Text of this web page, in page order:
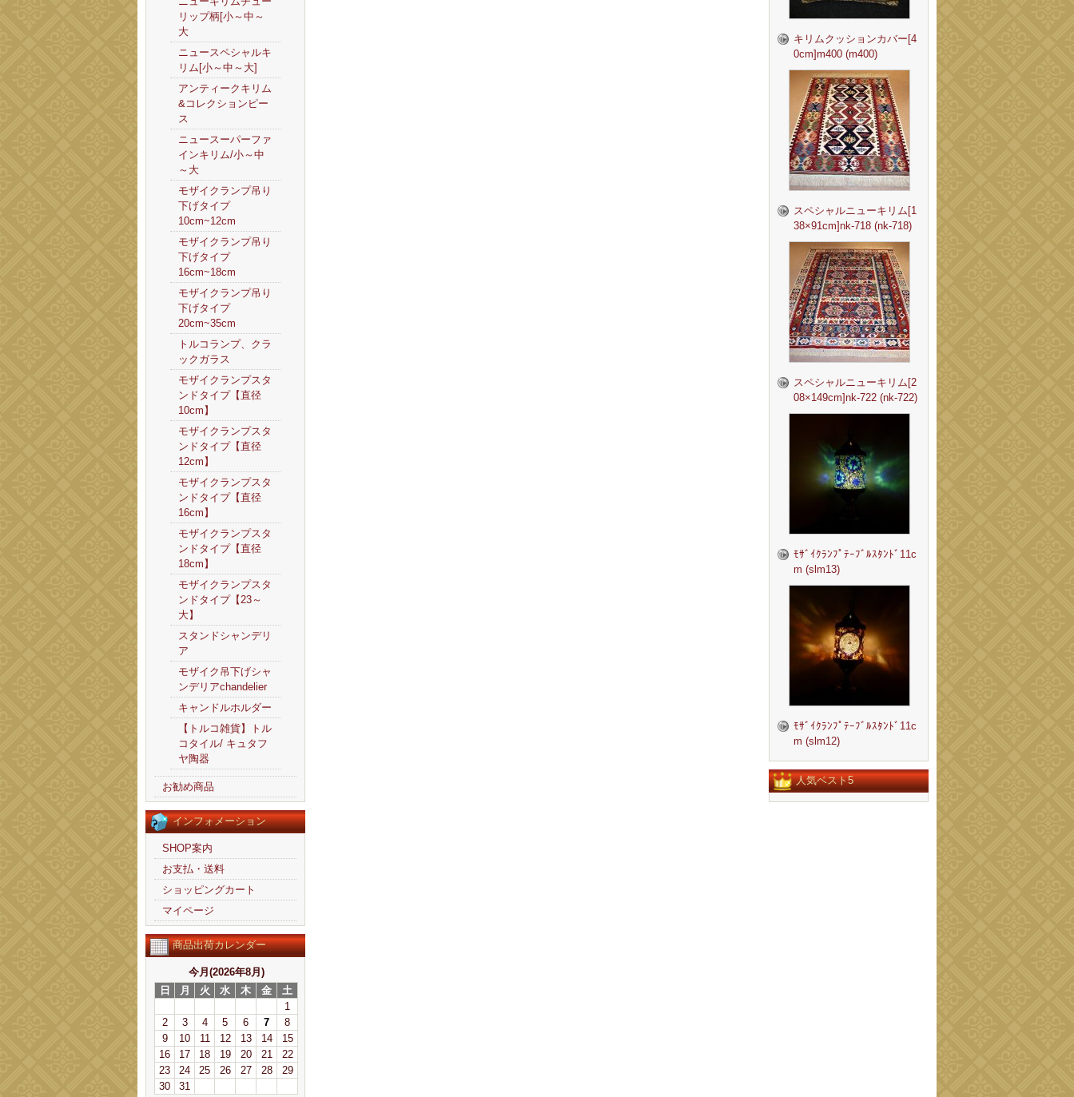
リップ柄[小～中～
大
ニュースペシャルキ
リム[小～中～大]
アンティークキリム
&コレクションピー
ス
ニュースーパーファ
インキリム/小～中
～大
モザイクランプ吊り
下げタイプ
10cm~12cm
モザイクランプ吊り
下げタイプ
16cm~18cm
モザイクランプ吊り
下げタイプ
20cm~35cm
トルコランプ、クラ
ックガラス
モザイクランプスタ
ンドタイプ【直径
10cm】
モザイクランプスタ
ンドタイプ【直径
12cm】
モザイクランプスタ
ンドタイプ【直径
16cm】
モザイクランプスタ
ンドタイプ【直径
18cm】
モザイクランプスタ
ンドタイプ【23～
大】
スタンドシャンデリ
ア
モザイク吊下げシャ
ンデリアchandelier
キャンドルホルダー
【トルコ雑貨】トル
コタイル/ キュタフ
ヤ陶器
お勧め商品
インフォメーション
SHOP案内
お支払・送料
ショッピングカート
マイページ
商品出荷カレンダー
今月(2026年8月)
日
月 火 水 木 金
土
1
2
3 4 5 6 7
8
9
10 11 12 13 14
15
16
17 18 19 20 21
22
23
24 25 26 27 28
29
30
31
キリムクッションカバー[4
0cm]m400 (m400)
スペシャルニューキリム[1
38×91cm]nk-718 (nk-718)
スペシャルニューキリム[2
08×149cm]nk-722 (nk-722)
ﾓｻﾞｲｸﾗﾝﾌﾟﾃｰﾌﾞﾙｽﾀﾝﾄﾞ11c
m (slm13)
ﾓｻﾞｲｸﾗﾝﾌﾟﾃｰﾌﾞﾙｽﾀﾝﾄﾞ11c
m (slm12)
人気ベスト5